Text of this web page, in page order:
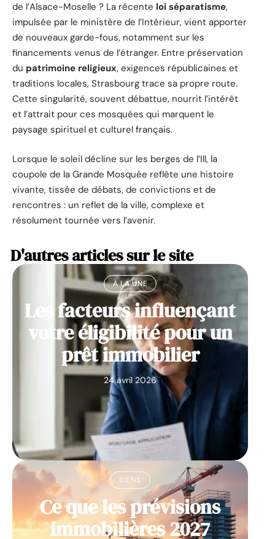
de l’Alsace-Moselle ? La récente loi séparatisme,
impulsée par le ministère de l’Intérieur, vient apporter
de nouveaux garde-fous, notamment sur les
financements venus de l’étranger. Entre préservation
du patrimoine religieux, exigences républicaines et
traditions locales, Strasbourg trace sa propre route.
Cette singularité, souvent débattue, nourrit l’intérêt
et l’attrait pour ces mosquées qui marquent le
paysage spirituel et culturel français.
Lorsque le soleil décline sur les berges de l’Ill, la
coupole de la Grande Mosquée reflète une histoire
vivante, tissée de débats, de convictions et de
rencontres : un reflet de la ville, complexe et
résolument tournée vers l’avenir.
D'autres articles sur le site
À LA UNE
Les facteurs influençant
votre éligibilité pour un
prêt immobilier
24 avril 2026
BIENS
Ce que les prévisions
immobilières 2027